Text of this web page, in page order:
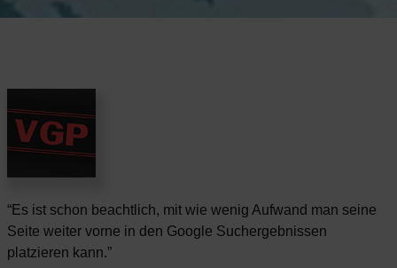
“Es ist schon beachtlich, mit wie wenig Aufwand man seine
Seite weiter vorne in den Google Suchergebnissen
platzieren kann.”